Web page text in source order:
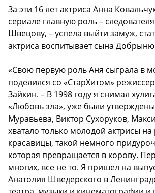
За эти 16 лет актриса Анна
сериале главную роль –
Швецову, – успела выйти замуж,
актриса воспитывает сына Добрыню
«Свою первую роль Аня сыграла в
поделился со «СтарХитом»
Зайкин. – В 1998 году я снимал
«Любовь зла», уже были
Муравьева, Виктор Сухоруков,
хватало только молодой актрисы
красавицы, такой немного
которая превращается в корову.
многих, все не то. Я пришел на
Анатолия Шведерского в